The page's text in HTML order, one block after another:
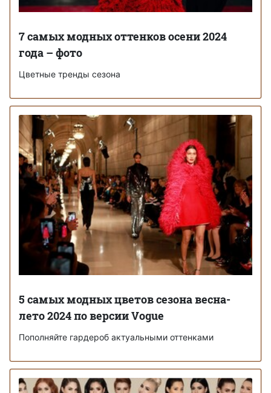
7 самых модных оттенков осени 2024
года – фото
Цветные тренды сезона
5 самых модных цветов сезона весна-
лето 2024 по версии Vogue
Пополняйте гардероб актуальными оттенками